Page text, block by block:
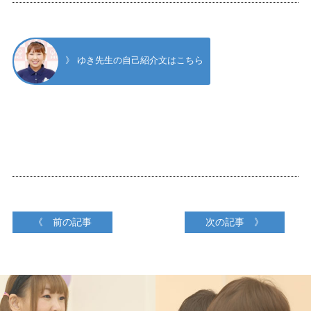
》 ゆき先生の自己紹介文はこちら
《 前の記事 次の記事 》